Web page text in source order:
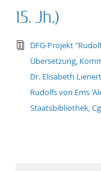
15. Jh.)
text/
DFG-Projekt
Übersetzung,
Dr. Elisabeth
Rudolfs von Ems
Staatsbibliothek,